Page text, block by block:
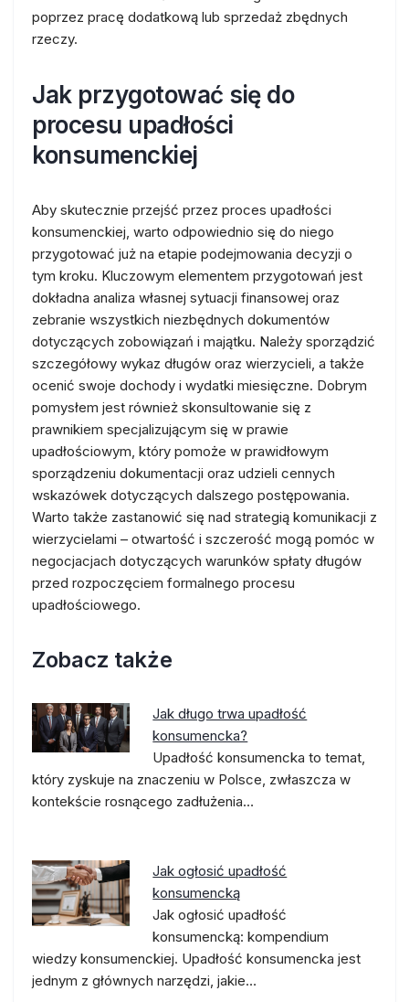
poprzez pracę dodatkową lub sprzedaż zbędnych
rzeczy.
Jak przygotować się do
procesu upadłości
konsumenckiej
Aby skutecznie przejść przez proces upadłości
konsumenckiej, warto odpowiednio się do niego
przygotować już na etapie podejmowania decyzji o
tym kroku. Kluczowym elementem przygotowań jest
dokładna analiza własnej sytuacji finansowej oraz
zebranie wszystkich niezbędnych dokumentów
dotyczących zobowiązań i majątku. Należy sporządzić
szczegółowy wykaz długów oraz wierzycieli, a także
ocenić swoje dochody i wydatki miesięczne. Dobrym
pomysłem jest również skonsultowanie się z
prawnikiem specjalizującym się w prawie
upadłościowym, który pomoże w prawidłowym
sporządzeniu dokumentacji oraz udzieli cennych
wskazówek dotyczących dalszego postępowania.
Warto także zastanowić się nad strategią komunikacji z
wierzycielami – otwartość i szczerość mogą pomóc w
negocjacjach dotyczących warunków spłaty długów
przed rozpoczęciem formalnego procesu
upadłościowego.
Zobacz także
Jak długo trwa upadłość
konsumencka?
Upadłość konsumencka to temat,
który zyskuje na znaczeniu w Polsce, zwłaszcza w
kontekście rosnącego zadłużenia…
Jak ogłosić upadłość
konsumencką
Jak ogłosić upadłość
konsumencką: kompendium
wiedzy konsumenckiej. Upadłość konsumencka jest
jednym z głównych narzędzi, jakie…